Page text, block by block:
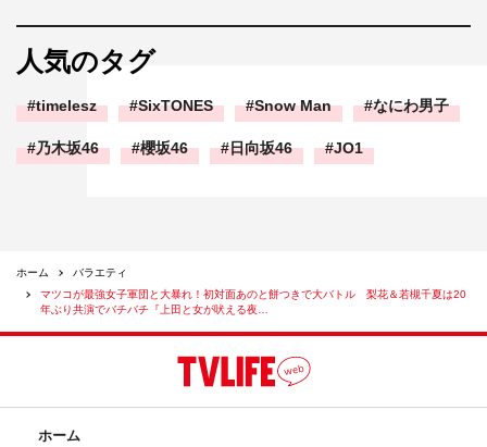
人気のタグ
timelesz SixTONES Snow Man なにわ男子
乃木坂46 櫻坂46 日向坂46 JO1
ホーム
バラエティ
マツコが最強女子軍団と大暴れ！初対面あのと餅つきで大バトル 梨花＆若槻千夏は20
年ぶり共演でバチバチ『上田と女が吠える夜…
ホーム